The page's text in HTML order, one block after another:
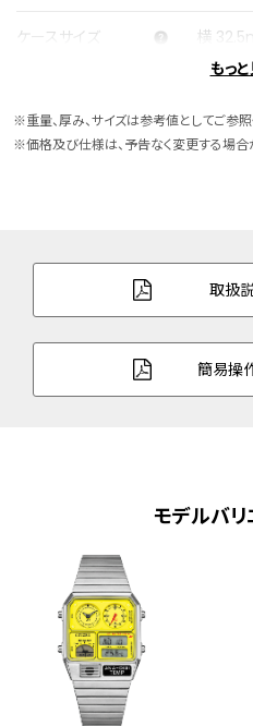
ケースサイズ 横
ケース表面処理 めっき(
バンド調整可能サイ
150～
ガラス クリス
デイ＆
12／
1/1000
デュア
温度計
もっ
※重量、厚み、サイズは参考値としてご参照
※価格及び仕様は、予告なく変更する場合
取扱
簡易操
モデルバリ